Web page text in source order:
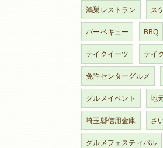
鴻巣レストラン ス
バーベキュー BBQ
テイクイーツ テイ
免許センターグルメ
グルメイベント 地
埼玉縣信用金庫 さ
グルメフェスティバル